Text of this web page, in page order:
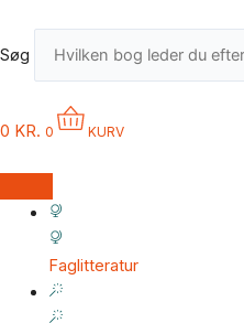
Søg
0 KR. 0 KURV
Faglitteratur